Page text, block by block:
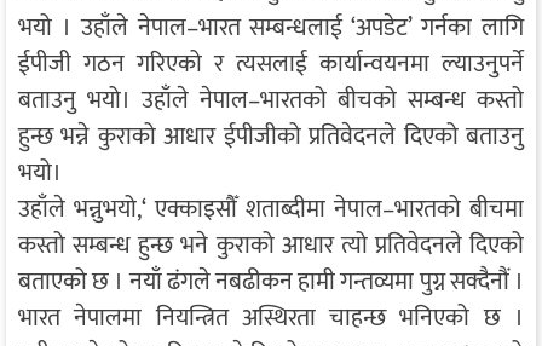
भयो । उहाँले नेपाल–भारत सम्बन्धलाई ‘अपडेट’ गर्नका लागि
ईपीजी गठन गरिएको र त्यसलाई कार्यान्वयनमा ल्याउनुपर्ने
बताउनु भयो। उहाँले नेपाल–भारतको बीचको सम्बन्ध कस्तो
हुन्छ भन्ने कुराको आधार ईपीजीको प्रतिवेदनले दिएको बताउनु
भयो।
उहाँले भन्नुभयो,‘ एक्काइसौँ शताब्दीमा नेपाल–भारतको बीचमा
कस्तो सम्बन्ध हुन्छ भने कुराको आधार त्यो प्रतिवेदनले दिएको
बताएको छ । नयाँ ढंगले नबढीकन हामी गन्तव्यमा पुग्न सक्दैनौं ।
भारत नेपालमा नियन्त्रित अस्थिरता चाहन्छ भनिएको छ ।